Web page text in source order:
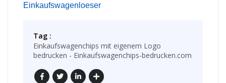
Einkaufswagenloeser
Tag :
Einkaufswagenchips mit eigenem Logo
bedrucken - Einkaufswagenchips-bedrucken.com